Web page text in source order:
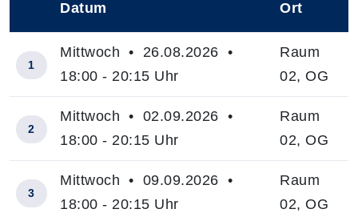
Datum Ort
1
Mittwoch • 26.08.2026 •
18:00 - 20:15 Uhr
Raum
02, OG
2
Mittwoch • 02.09.2026 •
18:00 - 20:15 Uhr
Raum
02, OG
3
Mittwoch • 09.09.2026 •
18:00 - 20:15 Uhr
Raum
02, OG